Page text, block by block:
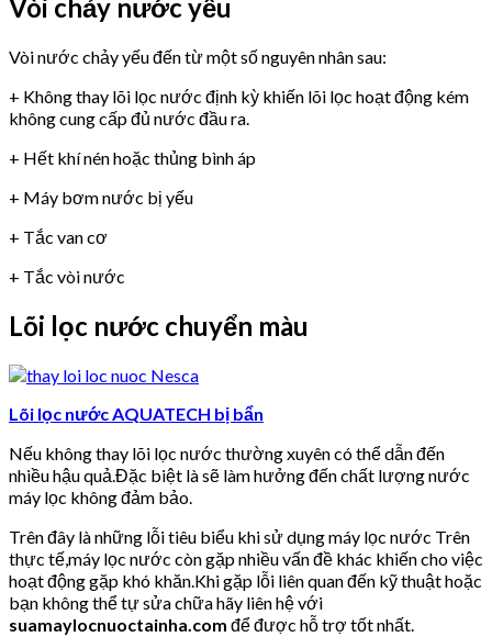
Vòi chảy nước yếu
Vòi nước chảy yếu đến từ một số nguyên nhân sau:
+ Không thay lõi lọc nước định kỳ khiến lõi lọc hoạt động kém
không cung cấp đủ nước đầu ra.
+ Hết khí nén hoặc thủng bình áp
+ Máy bơm nước bị yếu
+ Tắc van cơ
+ Tắc vòi nước
Lõi lọc nước chuyển màu
Lõi lọc nước AQUATECH bị bẩn
Nếu không thay lõi lọc nước thường xuyên có thể dẫn đến
nhiều hậu quả.Đặc biệt là sẽ làm hưởng đến chất lượng nước
máy lọc không đảm bảo.
Trên đây là những lỗi tiêu biểu khi sử dụng máy lọc nước Trên
thực tế,máy lọc nước còn gặp nhiều vấn đề khác khiến cho việc
hoạt động gặp khó khăn.Khi gặp lỗi liên quan đến kỹ thuật hoặc
bạn không thể tự sửa chữa hãy liên hệ với
suamaylocnuoctainha.com để được hỗ trợ tốt nhất.